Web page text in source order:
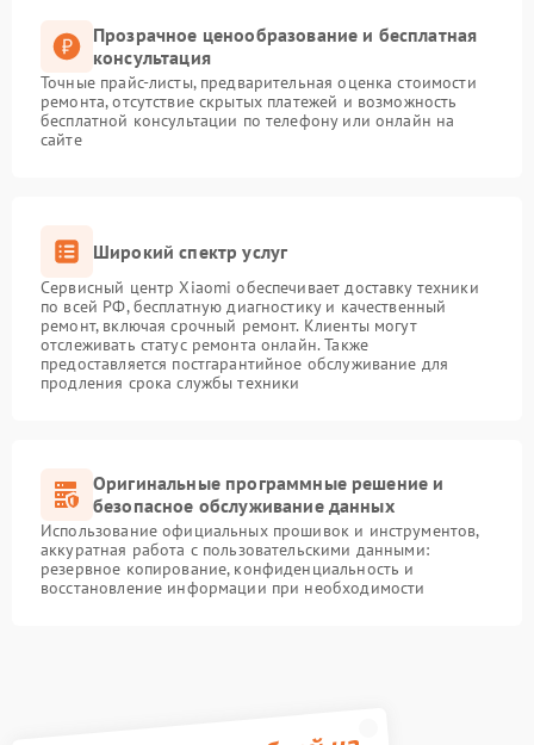
Прозрачное ценообразование и бесплатная
консультация
Точные прайс-листы, предварительная оценка стоимости
ремонта, отсутствие скрытых платежей и возможность
бесплатной консультации по телефону или онлайн на
сайте
Широкий спектр услуг
Сервисный центр Xiaomi обеспечивает доставку техники
по всей РФ, бесплатную диагностику и качественный
ремонт, включая срочный ремонт. Клиенты могут
отслеживать статус ремонта онлайн. Также
предоставляется постгарантийное обслуживание для
продления срока службы техники
Оригинальные программные решение и
безопасное обслуживание данных
Использование официальных прошивок и инструментов,
аккуратная работа с пользовательскими данными:
резервное копирование, конфиденциальность и
восстановление информации при необходимости